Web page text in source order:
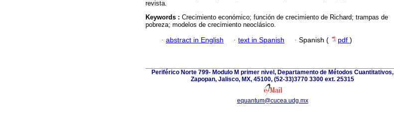
revista.
Keywords : Crecimiento económico; función de crecimiento de Richard; trampas de
pobreza; modelos de crecimiento neoclásico.
· abstract in English · text in Spanish · Spanish ( pdf )
Periférico Norte 799- Modulo M primer nivel, Departamento de Métodos Cuantitativos,
Zapopan, Jalisco, MX, 45100, (52-33)3770 3300 ext. 25315
equantum@cucea.udg.mx